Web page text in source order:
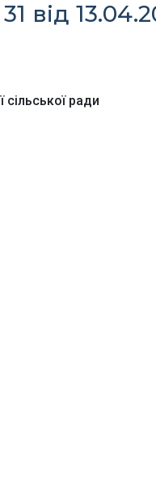
від
сільської ради
Офіційний веб-